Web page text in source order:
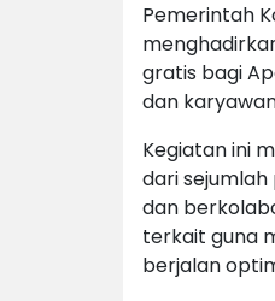
Pemerintah
gratis bagi
dan
Kegiatan ini
dari
dan
terkait guna
berjalan